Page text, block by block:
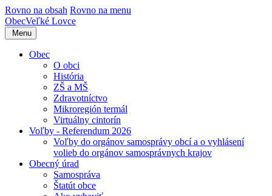
Rovno na obsah Rovno na menu
ObecVeľké Lovce
Menu
Obec
O obci
História
ZŠ a MŠ
Zdravotníctvo
Mikroregión termál
Virtuálny cintorín
Voľby - Referendum 2026
Voľby do orgánov samosprávy obcí a o vyhlásení
volieb do orgánov samosprávnych krajov
Obecný úrad
Samospráva
Štatút obce